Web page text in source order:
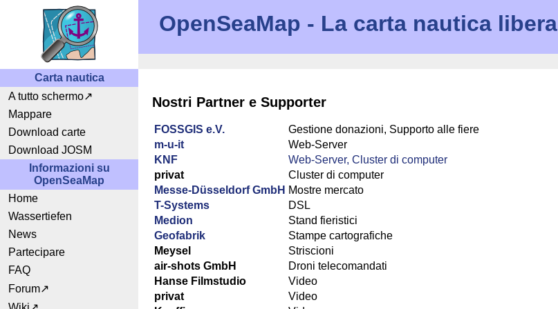
OpenSeaMap - La carta nautica libera
Carta nautica
A tutto schermo
Mappare
Download carte
Download JOSM
Informazioni su
OpenSeaMap
Home
Wassertiefen
News
Partecipare
FAQ
Forum
Nostri Partner e Supporter
FOSSGIS e.V.
Gestione donazioni, Supporto alle fiere
m-u-it
Web-Server
KNF
Web-Server, Cluster di computer
privat
Cluster di computer
Messe-Düsseldorf GmbH Mostre mercato
T-Systems
DSL
Medion
Stand fieristici
Geofabrik
Stampe cartografiche
Meysel
Striscioni
air-shots GmbH
Droni telecomandati
Hanse Filmstudio
Video
privat
Video